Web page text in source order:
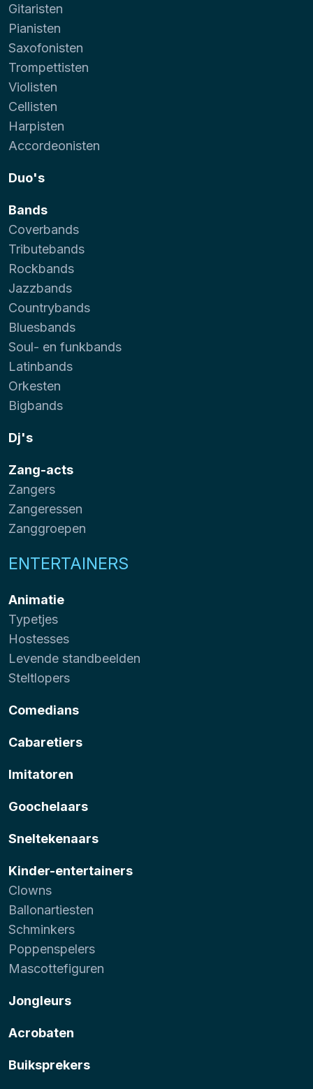
Gitaristen
Pianisten
Saxofonisten
Trompettisten
Violisten
Cellisten
Harpisten
Accordeonisten
Duo's
Bands
Coverbands
Tributebands
Rockbands
Jazzbands
Countrybands
Bluesbands
Soul- en funkbands
Latinbands
Orkesten
Bigbands
Dj's
Zang-acts
Zangers
Zangeressen
Zanggroepen
ENTERTAINERS
Animatie
Typetjes
Hostesses
Levende standbeelden
Steltlopers
Comedians
Cabaretiers
Imitatoren
Goochelaars
Sneltekenaars
Kinder-entertainers
Clowns
Ballonartiesten
Schminkers
Poppenspelers
Mascottefiguren
Jongleurs
Acrobaten
Buiksprekers